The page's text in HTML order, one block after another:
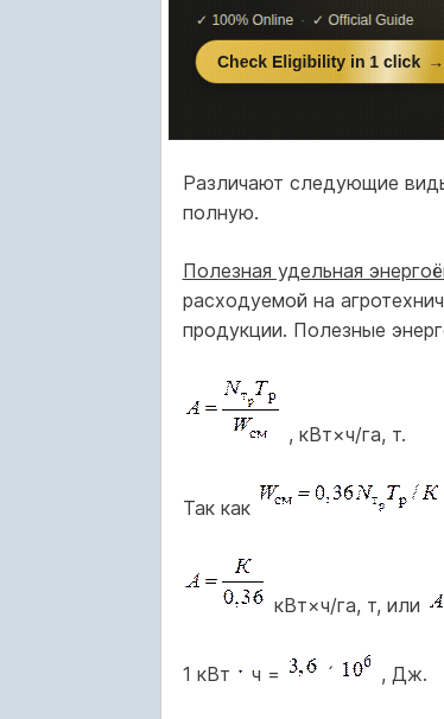
Различают следующие
полную.
Полезная удельная
расходуемой на
продукции. Полезные
, кВт×ч/га, т.
Так как
кВт×ч/га, т, или
1 кВт ч = ´ , Дж.